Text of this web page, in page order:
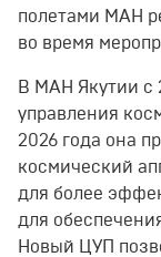
полетами МАН
во время
В МАН Якутии с
управления
2026 года она
космический
для более
для
Новый ЦУП